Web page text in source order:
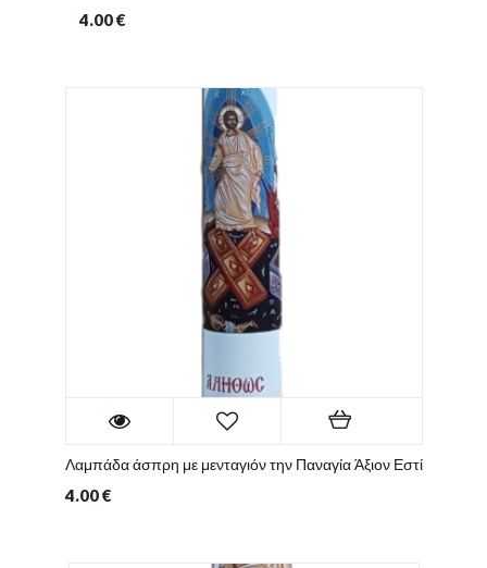
4.00€
Λαμπάδα άσπρη με μενταγιόν την Παναγία Άξιον Εστί
4.00€